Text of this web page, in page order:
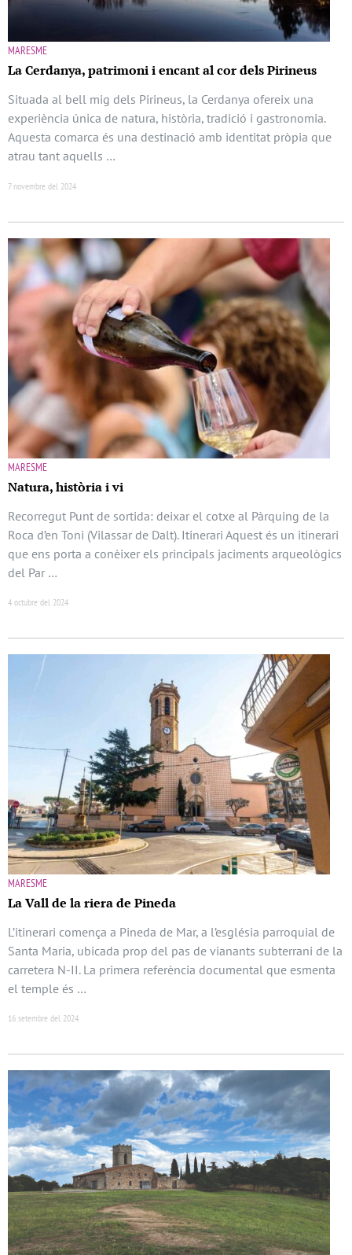
MARESME
La Cerdanya, patrimoni i encant al cor dels Pirineus
Situada al bell mig dels Pirineus, la Cerdanya ofereix una
experiència única de natura, història, tradició i gastronomia.
Aquesta comarca és una destinació amb identitat pròpia que
atrau tant aquells …
7 novembre del 2024
MARESME
Natura, història i vi
Recorregut Punt de sortida: deixar el cotxe al Pàrquing de la
Roca d’en Toni (Vilassar de Dalt). Itinerari Aquest és un itinerari
que ens porta a conèixer els principals jaciments arqueològics
del Par …
4 octubre del 2024
MARESME
La Vall de la riera de Pineda
L’itinerari comença a Pineda de Mar, a l’església parroquial de
Santa Maria, ubicada prop del pas de vianants subterrani de la
carretera N-II. La primera referència documental que esmenta
el temple és …
16 setembre del 2024